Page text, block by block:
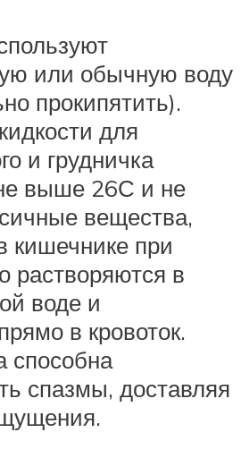
или обычную воду
прокипятить).
для
и грудничка
выше 26С и не
вещества,
кишечнике при
растворяются в
воде и
в кровоток.
способна
спазмы, доставляя